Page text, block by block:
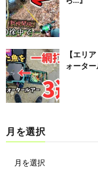
【エリ
ォータ
月を選択